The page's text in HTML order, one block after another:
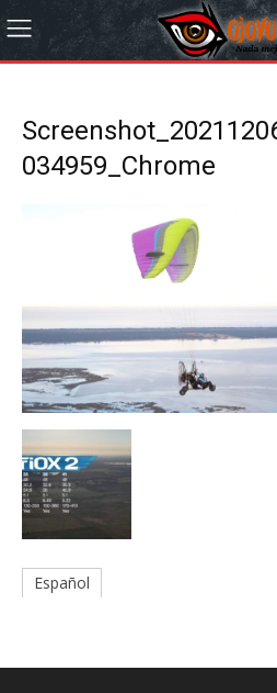
034959_Chrome
Español